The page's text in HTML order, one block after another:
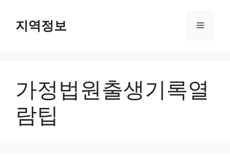
지역정보 메
가정법원출생기록열
람팁